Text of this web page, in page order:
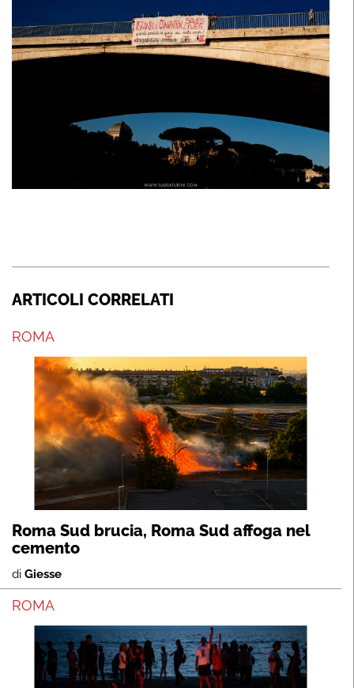
ARTICOLI CORRELATI
ROMA
Roma Sud brucia, Roma Sud affoga nel
cemento
di Giesse
ROMA